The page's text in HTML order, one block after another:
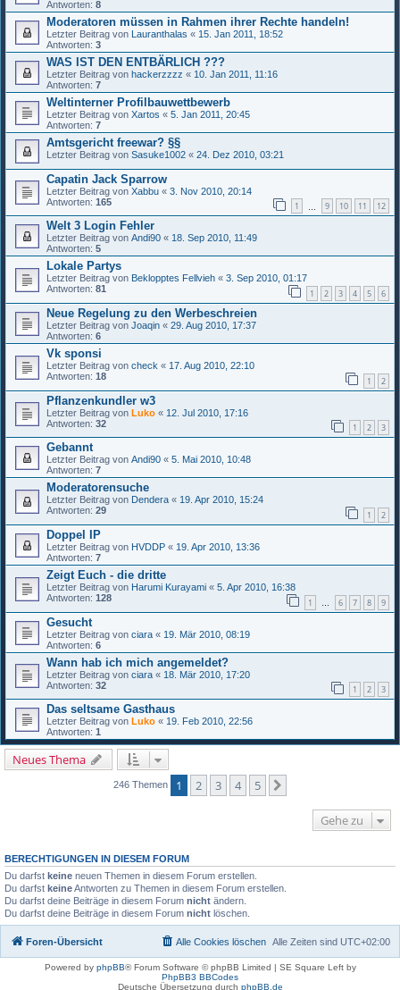
Antworten: 8
Moderatoren müssen in Rahmen ihrer Rechte handeln!
Letzter Beitrag von Lauranthalas « 15. Jan 2011, 18:52
Antworten: 3
WAS IST DEN ENTBÄRLICH ???
Letzter Beitrag von hackerzzzz « 10. Jan 2011, 11:16
Antworten: 7
Weltinterner Profilbauwettbewerb
Letzter Beitrag von Xartos « 5. Jan 2011, 20:45
Antworten: 7
Amtsgericht freewar? §§
Letzter Beitrag von Sasuke1002 « 24. Dez 2010, 03:21
Capatin Jack Sparrow
Letzter Beitrag von Xabbu « 3. Nov 2010, 20:14
Antworten: 165 1 9 10 11 12
Welt 3 Login Fehler
Letzter Beitrag von Andi90 « 18. Sep 2010, 11:49
Antworten: 5
Lokale Partys
Letzter Beitrag von Beklopptes Fellvieh « 3. Sep 2010, 01:17
Antworten: 81 1 2 3 4 5 6
Neue Regelung zu den Werbeschreien
Letzter Beitrag von Joaqin « 29. Aug 2010, 17:37
Antworten: 6
Vk sponsi
Letzter Beitrag von check « 17. Aug 2010, 22:10
Antworten: 18 1 2
Pflanzenkundler w3
Letzter Beitrag von Luko « 12. Jul 2010, 17:16
Antworten: 32 1 2 3
Gebannt
Letzter Beitrag von Andi90 « 5. Mai 2010, 10:48
Antworten: 7
Moderatorensuche
Letzter Beitrag von Dendera « 19. Apr 2010, 15:24
Antworten: 29 1 2
Doppel IP
Letzter Beitrag von HVDDP « 19. Apr 2010, 13:36
Antworten: 7
Zeigt Euch - die dritte
Letzter Beitrag von Harumi Kurayami « 5. Apr 2010, 16:38
Antworten: 128 1 … 6 7 8 9
Gesucht
Letzter Beitrag von ciara « 19. Mär 2010, 08:19
Antworten: 6
Wann hab ich mich angemeldet?
Letzter Beitrag von ciara « 18. Mär 2010, 17:20
Antworten: 32 1 2 3
Das seltsame Gasthaus
Letzter Beitrag von Luko « 19. Feb 2010, 22:56
Antworten: 1
Neues Thema
246 Themen 1 2 3 4 5
Gehe zu
BERECHTIGUNGEN IN DIESEM FORUM
Du darfst keine neuen Themen in diesem Forum erstellen.
Du darfst keineAntworten zu Themen in diesem Forum erstellen.
Du darfst deine Beiträge in diesem Forum nicht ändern.
Du darfst deine Beiträge in diesem Forum nicht löschen.
Foren-Übersicht Alle Zeiten sind UTC+02:00
Alle Cookies löschen
Powered by phpBB® Forum Software © phpBB Limited | SE Square Left by
PhpBB3 BBCodes
Deutsche Übersetzung durch phpBB.de